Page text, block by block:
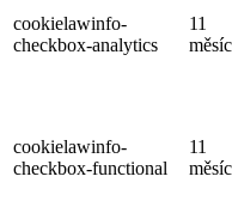
cookielawinfo-
checkbox-analytics
11
cookielawinfo-
checkbox-functional
11